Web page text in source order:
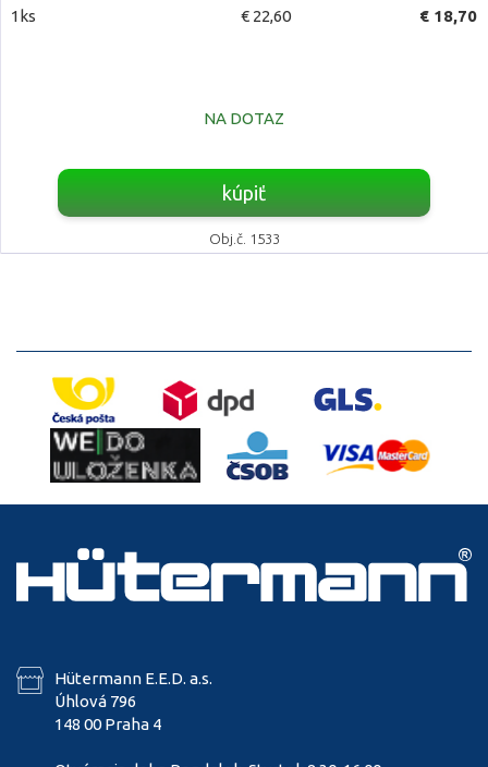
1ks € 22,60 € 18,70
NA DOTAZ
kúpiť
Obj.č. 1533
Hütermann E.E.D. a.s.
Úhlová 796
148 00 Praha 4